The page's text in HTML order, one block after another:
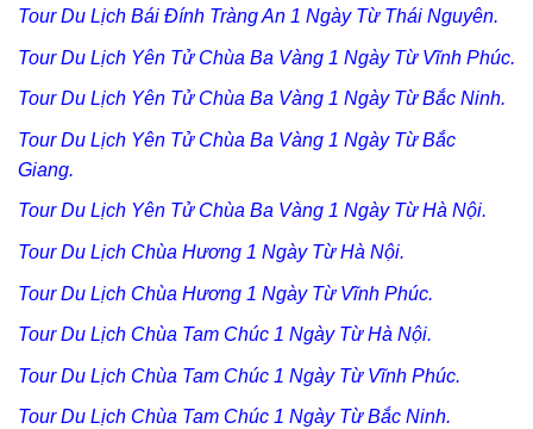
Tour Du Lịch Bái Đính Tràng An 1 Ngày Từ Thái Nguyên.
Tour Du Lịch Yên Tử Chùa Ba Vàng 1 Ngày Từ Vĩnh Phúc.
Tour Du Lịch Yên Tử Chùa Ba Vàng 1 Ngày Từ Bắc Ninh.
Tour Du Lịch Yên Tử Chùa Ba Vàng 1 Ngày Từ Bắc
Giang.
Tour Du Lịch Yên Tử Chùa Ba Vàng 1 Ngày Từ Hà Nội.
Tour Du Lịch Chùa Hương 1 Ngày Từ Hà Nội.
Tour Du Lịch Chùa Hương 1 Ngày Từ Vĩnh Phúc.
Tour Du Lịch Chùa Tam Chúc 1 Ngày Từ Hà Nội.
Tour Du Lịch Chùa Tam Chúc 1 Ngày Từ Vĩnh Phúc.
Tour Du Lịch Chùa Tam Chúc 1 Ngày Từ Bắc Ninh.